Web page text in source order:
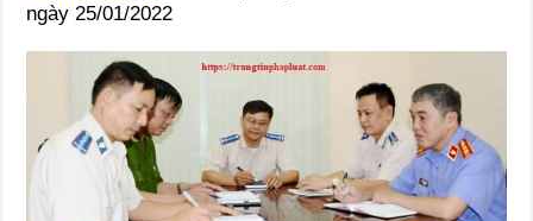
ngày 25/01/2022